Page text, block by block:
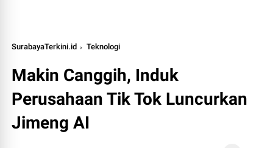
SurabayaTerkini.id Teknologi
Makin Canggih, Induk
Perusahaan Tik Tok Luncurkan
Jimeng AI